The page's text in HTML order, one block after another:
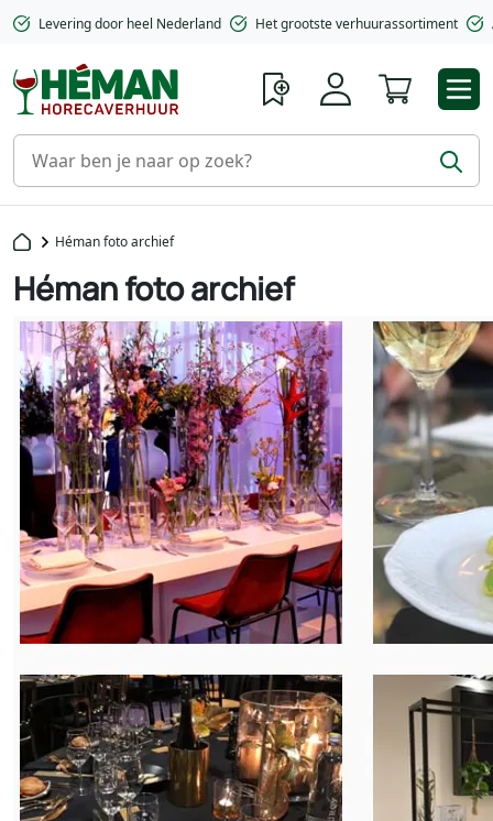
Levering door heel Nederland Het grootste verhuurassortiment
Héman foto archief
Héman foto archief